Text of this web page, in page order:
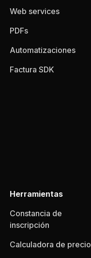
Web services
PDFs
Automatizaciones
Factura SDK
Herramientas
Constancia de
inscripción
Calculadora de precio